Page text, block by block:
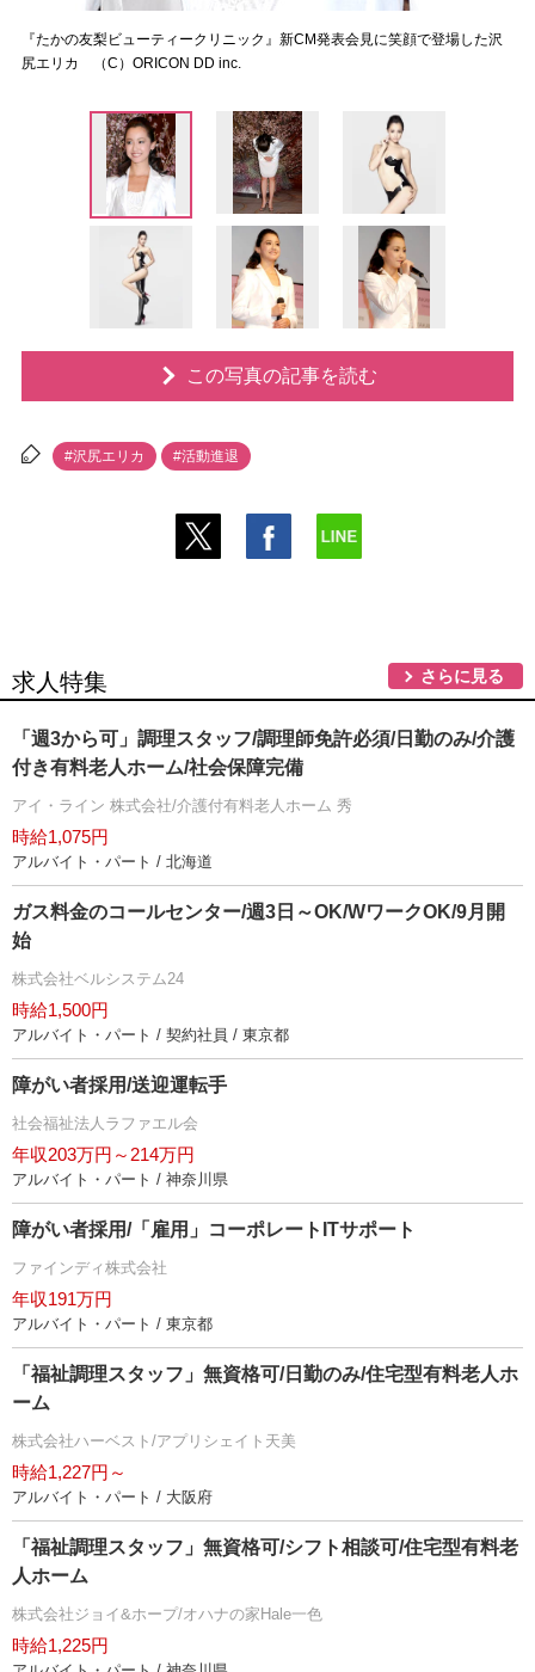
『たかの友梨ビューティークリニック』新CM発表会見に笑顔で登場した沢
尻エリカ （C）ORICON DD inc.
この写真の記事を読む
#沢尻エリカ #活動進退
求人特集 さらに見る
「週3から可」調理スタッフ/調理師免許必須/日勤のみ/介護
付き有料老人ホーム/社会保障完備
アイ・ライン 株式会社/介護付有料老人ホーム 秀
時給1,075円
アルバイト・パート / 北海道
ガス料金のコールセンター/週3日～OK/WワークOK/9月開
始
株式会社ベルシステム24
時給1,500円
アルバイト・パート / 契約社員 / 東京都
障がい者採用/送迎運転手
社会福祉法人ラファエル会
年収203万円～214万円
アルバイト・パート / 神奈川県
障がい者採用/「雇用」コーポレートITサポート
ファインディ株式会社
年収191万円
アルバイト・パート / 東京都
「福祉調理スタッフ」無資格可/日勤のみ/住宅型有料老人ホ
ーム
株式会社ハーベスト/アプリシェイト天美
時給1,227円～
アルバイト・パート / 大阪府
「福祉調理スタッフ」無資格可/シフト相談可/住宅型有料老
人ホーム
株式会社ジョイ&ホープ/オハナの家Hale一色
時給1,225円